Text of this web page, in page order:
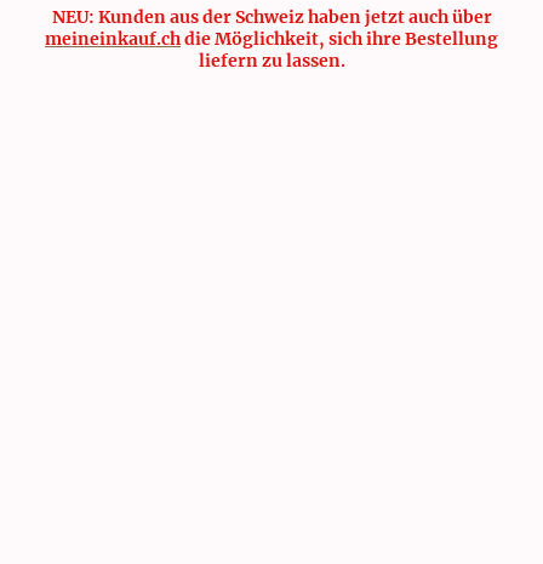
NEU: Kunden aus der Schweiz haben jetzt auch über
meineinkauf.chdie Möglichkeit, sich ihre Bestellung
liefern zu lassen.